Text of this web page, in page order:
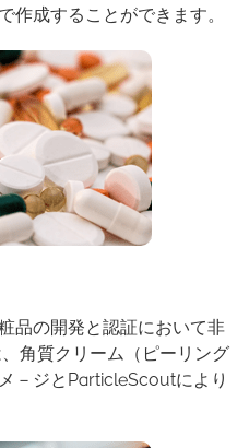
作成することができます。
品の開発と認証において非
角質クリーム（ピーリング
－ジと ParticleScoutにより